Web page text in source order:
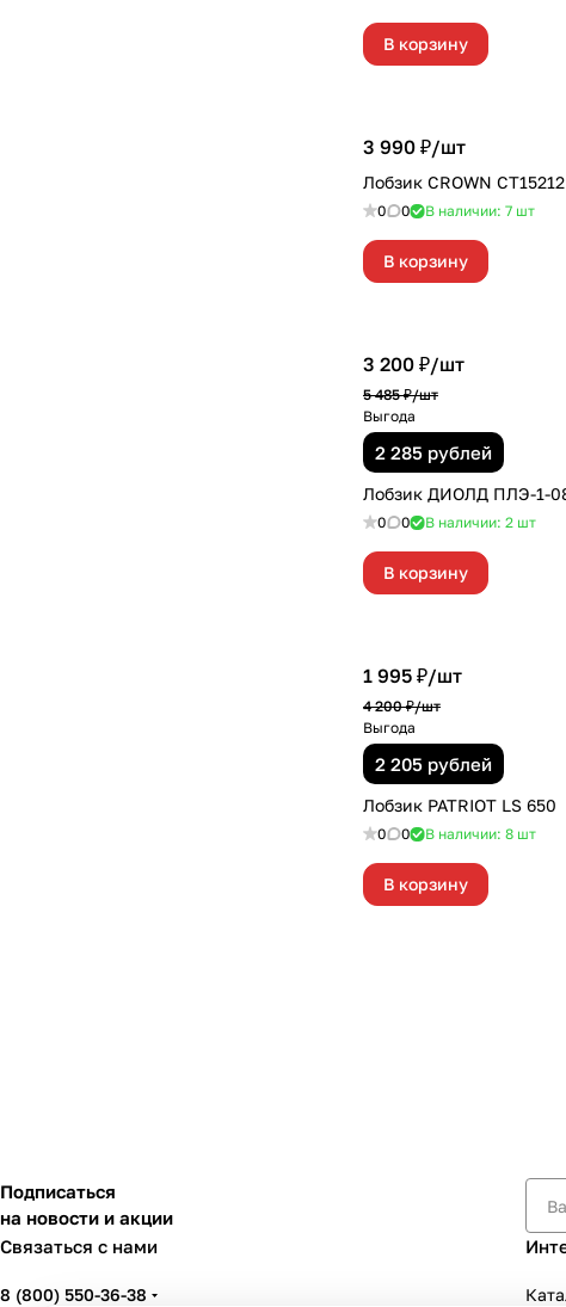
В корзину
3 990 ₽/шт
Лобзик CROWN СТ15212
0 0 В наличии: 7 шт
В корзину
3 200 ₽/шт
5 485 ₽/шт
Выгода
2 285 рублей
Лобзик ДИОЛД ПЛЭ-1-
0 0 В наличии: 2 шт
В корзину
1 995 ₽/шт
4 200 ₽/шт
Выгода
2 205 рублей
Лобзик PATRIOT LS 650
0 0 В наличии: 8 шт
В корзину
Подписаться
на новости и акции
Связаться с нами
8 (800) 550-36-38